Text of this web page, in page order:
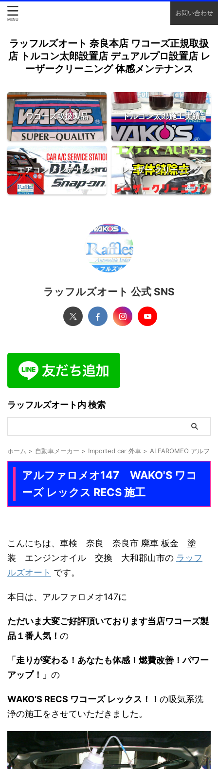
お問い合わせ
ラッフルズオート 奈良本店 ワコーズ正規取扱
店 トルコン太郎設置店 デュアルプロ設置店 レ
ーザークリーニング 体感メンテナンス
ワコーズ取扱製品 トルコン太郎施工実績
エアコン メンテナンス レーザー クリーニング
ラッフルズオート 公式 SNS
ラッフルズオート内 検索
ホーム > 自動車メーカー > Imported car 外車 > ALFAROMEO アルファ
アルファロメオ147 WAKO'S ワコ
ーズ レックス RECS 施工
こんにちは、車検 奈良 奈良市 廃車 板金 塗
装 エンジンオイル 交換 大和郡山市の ラッフ
ルズオート です。
本日は、アルファロメオ147に
ただいま大変ご好評頂いております当店ワコーズ製
品１番人気！ の
「走りが変わる！あなたも体感！燃費改善！パワー
アップ！」 の
WAKO’S RECS ワコーズ レックス！！ の吸気系洗
浄の施工をさせていただきました。